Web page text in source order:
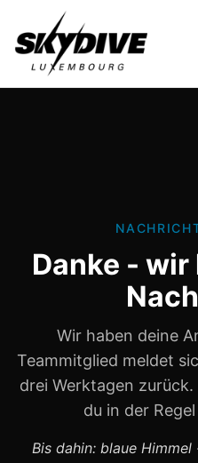
Danke -
Wir haben deine
Teammitglied meldet
drei Werktagen
du in der
Bis dahin: blaue